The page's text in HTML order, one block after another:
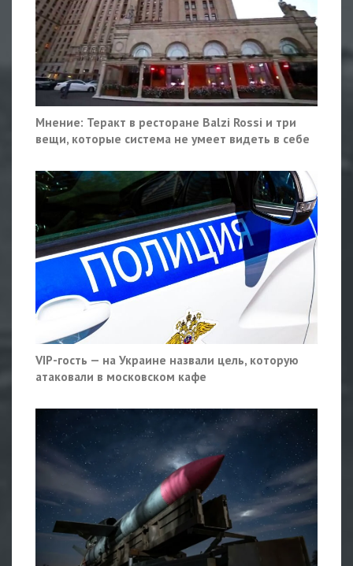
Мнение: Теракт в ресторане Balzi Rossi и три
вещи, которые система не умеет видеть в себе
VIP-гость — на Украине назвали цель, которую
атаковали в московском кафе